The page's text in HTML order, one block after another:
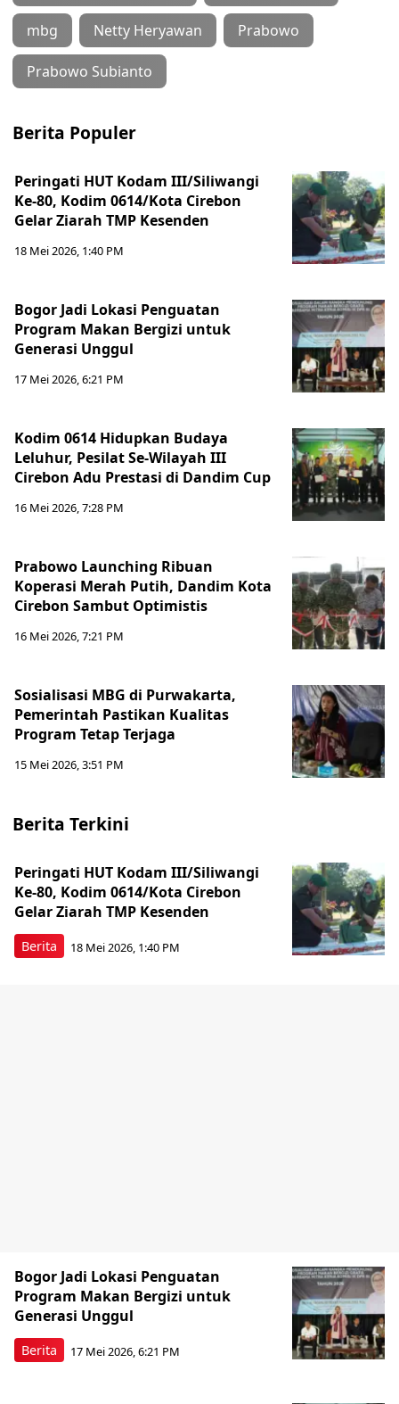
mbg Netty Heryawan Prabowo
Prabowo Subianto
Berita Populer
Peringati HUT Kodam III/Siliwangi
Ke-80, Kodim 0614/Kota Cirebon
Gelar Ziarah TMP Kesenden
18 Mei 2026, 1:40 PM
Bogor Jadi Lokasi Penguatan
Program Makan Bergizi untuk
Generasi Unggul
17 Mei 2026, 6:21 PM
Kodim 0614 Hidupkan Budaya
Leluhur, Pesilat Se-Wilayah III
Cirebon Adu Prestasi di Dandim Cup
16 Mei 2026, 7:28 PM
Prabowo Launching Ribuan
Koperasi Merah Putih, Dandim Kota
Cirebon Sambut Optimistis
16 Mei 2026, 7:21 PM
Sosialisasi MBG di Purwakarta,
Pemerintah Pastikan Kualitas
Program Tetap Terjaga
15 Mei 2026, 3:51 PM
Berita Terkini
Berita
Peringati HUT Kodam III/Siliwangi
Ke-80, Kodim 0614/Kota Cirebon
Gelar Ziarah TMP Kesenden
18 Mei 2026, 1:40 PM
Berita
Bogor Jadi Lokasi Penguatan
Program Makan Bergizi untuk
Generasi Unggul
17 Mei 2026, 6:21 PM